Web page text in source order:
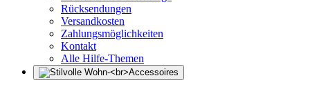
Rücksendungen
Versandkosten
Zahlungsmöglichkeiten
Kontakt
Alle Hilfe-Themen